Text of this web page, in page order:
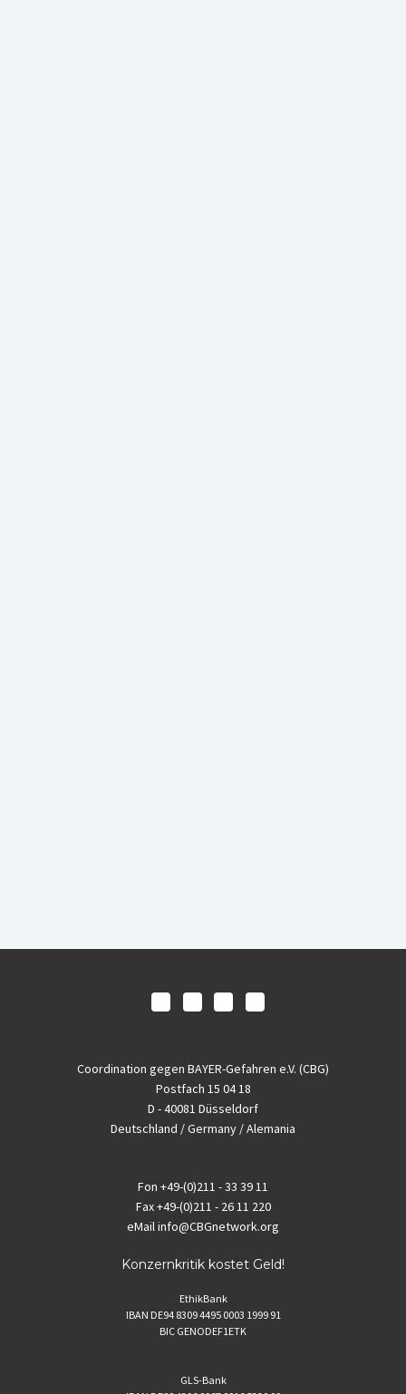
Coordination gegen BAYER-Gefahren e.V. (CBG)
Postfach 15 04 18
D - 40081 Düsseldorf
Deutschland / Germany / Alemania
Fon +49-(0)211 - 33 39 11
Fax+49-(0)211 - 26 11 220
eMailinfo@CBGnetwork.org
Konzernkritik kostet Geld!
EthikBank
IBAN DE94 8309 4495 0003 1999 91
BIC GENODEF1ETK
GLS-Bank